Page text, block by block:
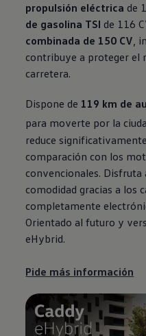
propulsión eléctrica de
de gasolina TSI de 116
combinada de 150 CV,
contribuye a proteger el
carretera.
Dispone de 119 km de
para moverte por la
reduce
comparación con los
convencionales. Disfruta
comodidad gracias a los
completamente
Orientado al futuro y
eHybrid.
Pide más información